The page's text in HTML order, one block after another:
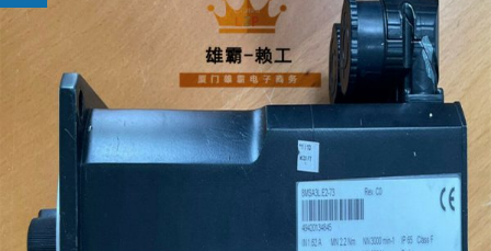
关于我们
联系我们